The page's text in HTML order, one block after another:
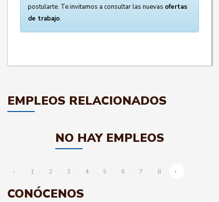
postularte. Te invitamos a consultar las nuevas ofertas
de trabajo.
EMPLEOS RELACIONADOS
NO HAY EMPLEOS
‹ 1 2 3 4 5 6 7 8 ›
CONÓCENOS